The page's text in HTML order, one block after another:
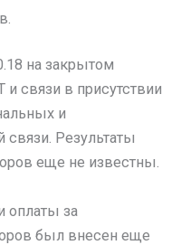
на закрытом
связи в присутствии
и
Результаты
еще не известны.
оплаты за
был внесен еще